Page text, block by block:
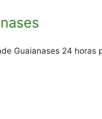
Guaianases 24 horas